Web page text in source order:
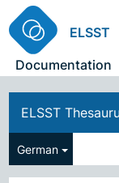
ELSST
Documentation
ELSST
German